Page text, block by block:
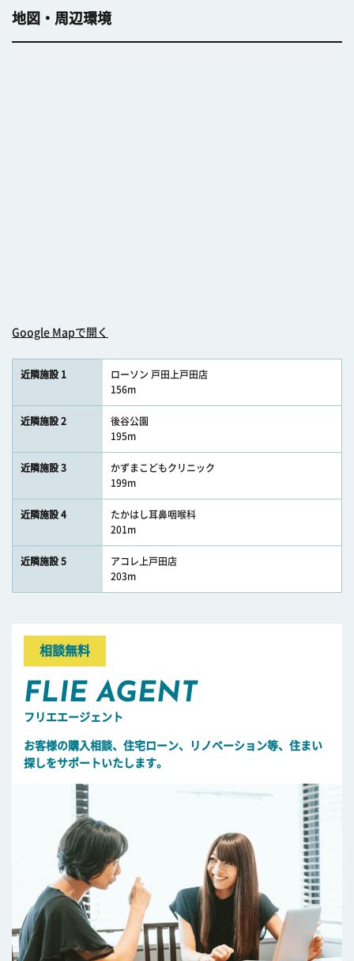
地図・周辺環境
Google Mapで開く
近隣施設 1
ローソン 戸田上戸田店
156m
近隣施設 2
後谷公園
195m
近隣施設 3
かずまこどもクリニック
199m
近隣施設 4
たかはし耳鼻咽喉科
201m
近隣施設 5
アコレ上戸田店
203m
相談無料
FLIE AGENT
フリエエージェント
お客様の購入相談、住宅ローン、リノベーション等、住まい
探しをサポートいたします。